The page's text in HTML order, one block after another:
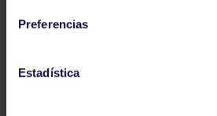
Preferencias
Estadística
Baloncesto